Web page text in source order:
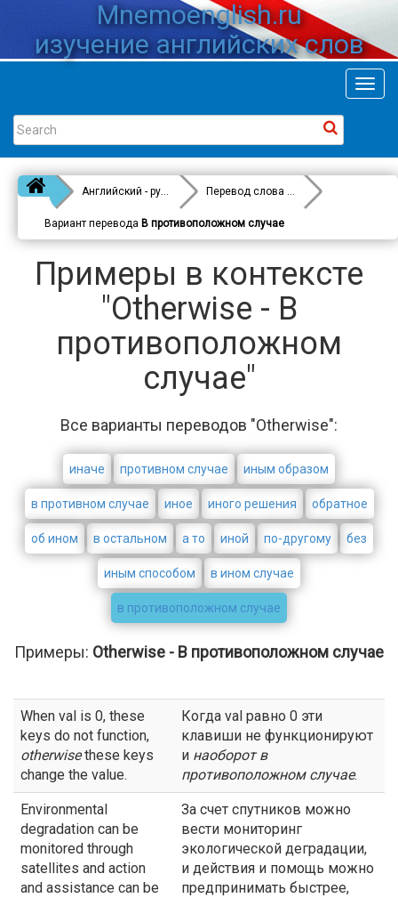
Mnemoenglish.ru
изучение английских слов
Английский - русский Перевод слова
Otherwise
Вариант перевода В противоположном случае
Примеры в контексте
"Otherwise - В
противоположном
случае"
Все варианты переводов "Otherwise":
иначе противном случае иным образом
в противном случае иное иного решения обратное
об ином в остальном а то иной по-другому без
иным способом в ином случае
в противоположном случае
Примеры: Otherwise - В противоположном случае
When val is 0, these
keys do not function,
otherwisethese keys
change the value.
Когда val равно 0 эти
клавиши не функционируют
и наоборотв
противоположном случае.
Environmental
degradation can be
monitored through
satellites and action
and assistance can be
За счет спутников можно
вести мониторинг
экологической деградации,
и действия и помощь можно
предпринимать быстрее,